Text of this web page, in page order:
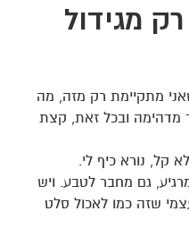
מגידול
מתקיימת רק מזה, מה
מדהימה ובכל זאת, קצת
קל, נורא כיף לי.
גם מחבר לטבע. ויש
שזה כמו לאכול סלט